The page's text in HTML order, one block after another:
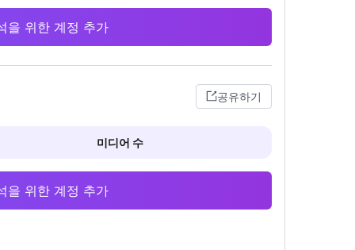
을 위한 계정 추가
공유하기
미디어 수
을 위한 계정 추가